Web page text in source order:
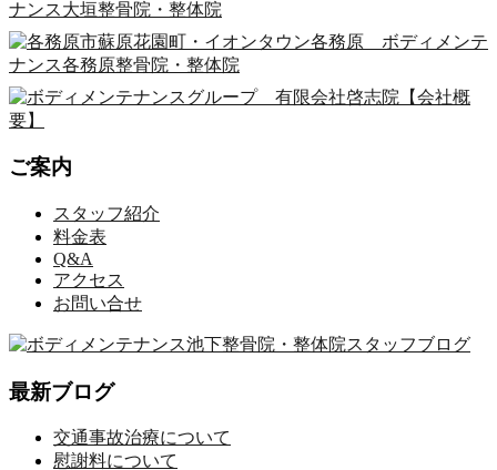
ご案内
スタッフ紹介
料金表
Q&A
アクセス
お問い合せ
最新ブログ
交通事故治療について
慰謝料について